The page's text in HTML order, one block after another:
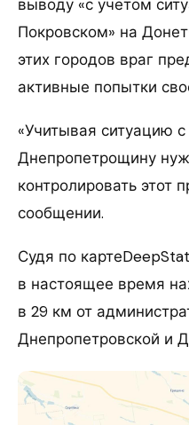
выводу «с учетом
Покровском» на
этих городов враг
активные попытки
«Учитывая ситуацию
Днепропетрощину
контролировать этот
сообщении.
Судя по
в настоящее время
в 29 км от
Днепропетровской и